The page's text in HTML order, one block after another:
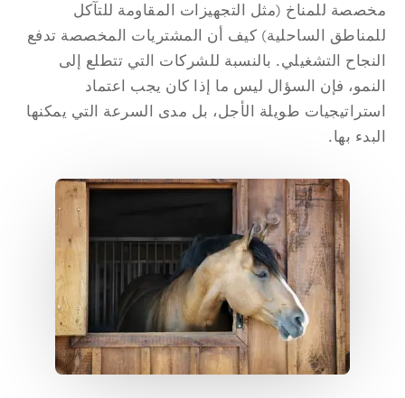
للمناخ (مثل التجهيزات المقاومة للتآكل
الساحلية) كيف أن المشتريات المخصصة تدفع
التشغيلي. بالنسبة للشركات التي تتطلع إلى
فإن السؤال ليس ما إذا كان يجب اعتماد
طويلة الأجل، بل مدى السرعة التي يمكنها
بها.